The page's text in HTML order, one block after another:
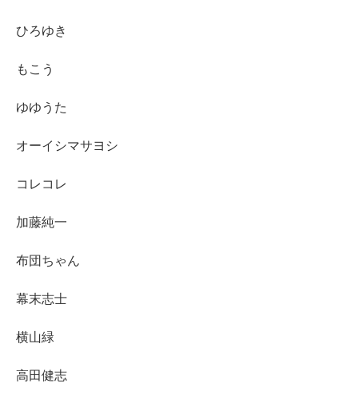
ひろゆき
もこう
ゆゆうた
オーイシマサヨシ
コレコレ
加藤純一
布団ちゃん
幕末志士
横山緑
高田健志